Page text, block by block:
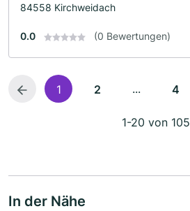
84558 Kirchweidach
0.0 (0 Bewertungen)
1 2 ... 4
1-20 von 105
In der Nähe